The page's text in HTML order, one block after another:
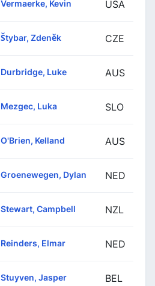
Vermaerke, Kevin USA
Štybar, Zdeněk CZE
Durbridge, Luke AUS
Mezgec, Luka SLO
O'Brien, Kelland AUS
Groenewegen, Dylan NED
Stewart, Campbell NZL
Reinders, Elmar NED
Stuyven, Jasper BEL